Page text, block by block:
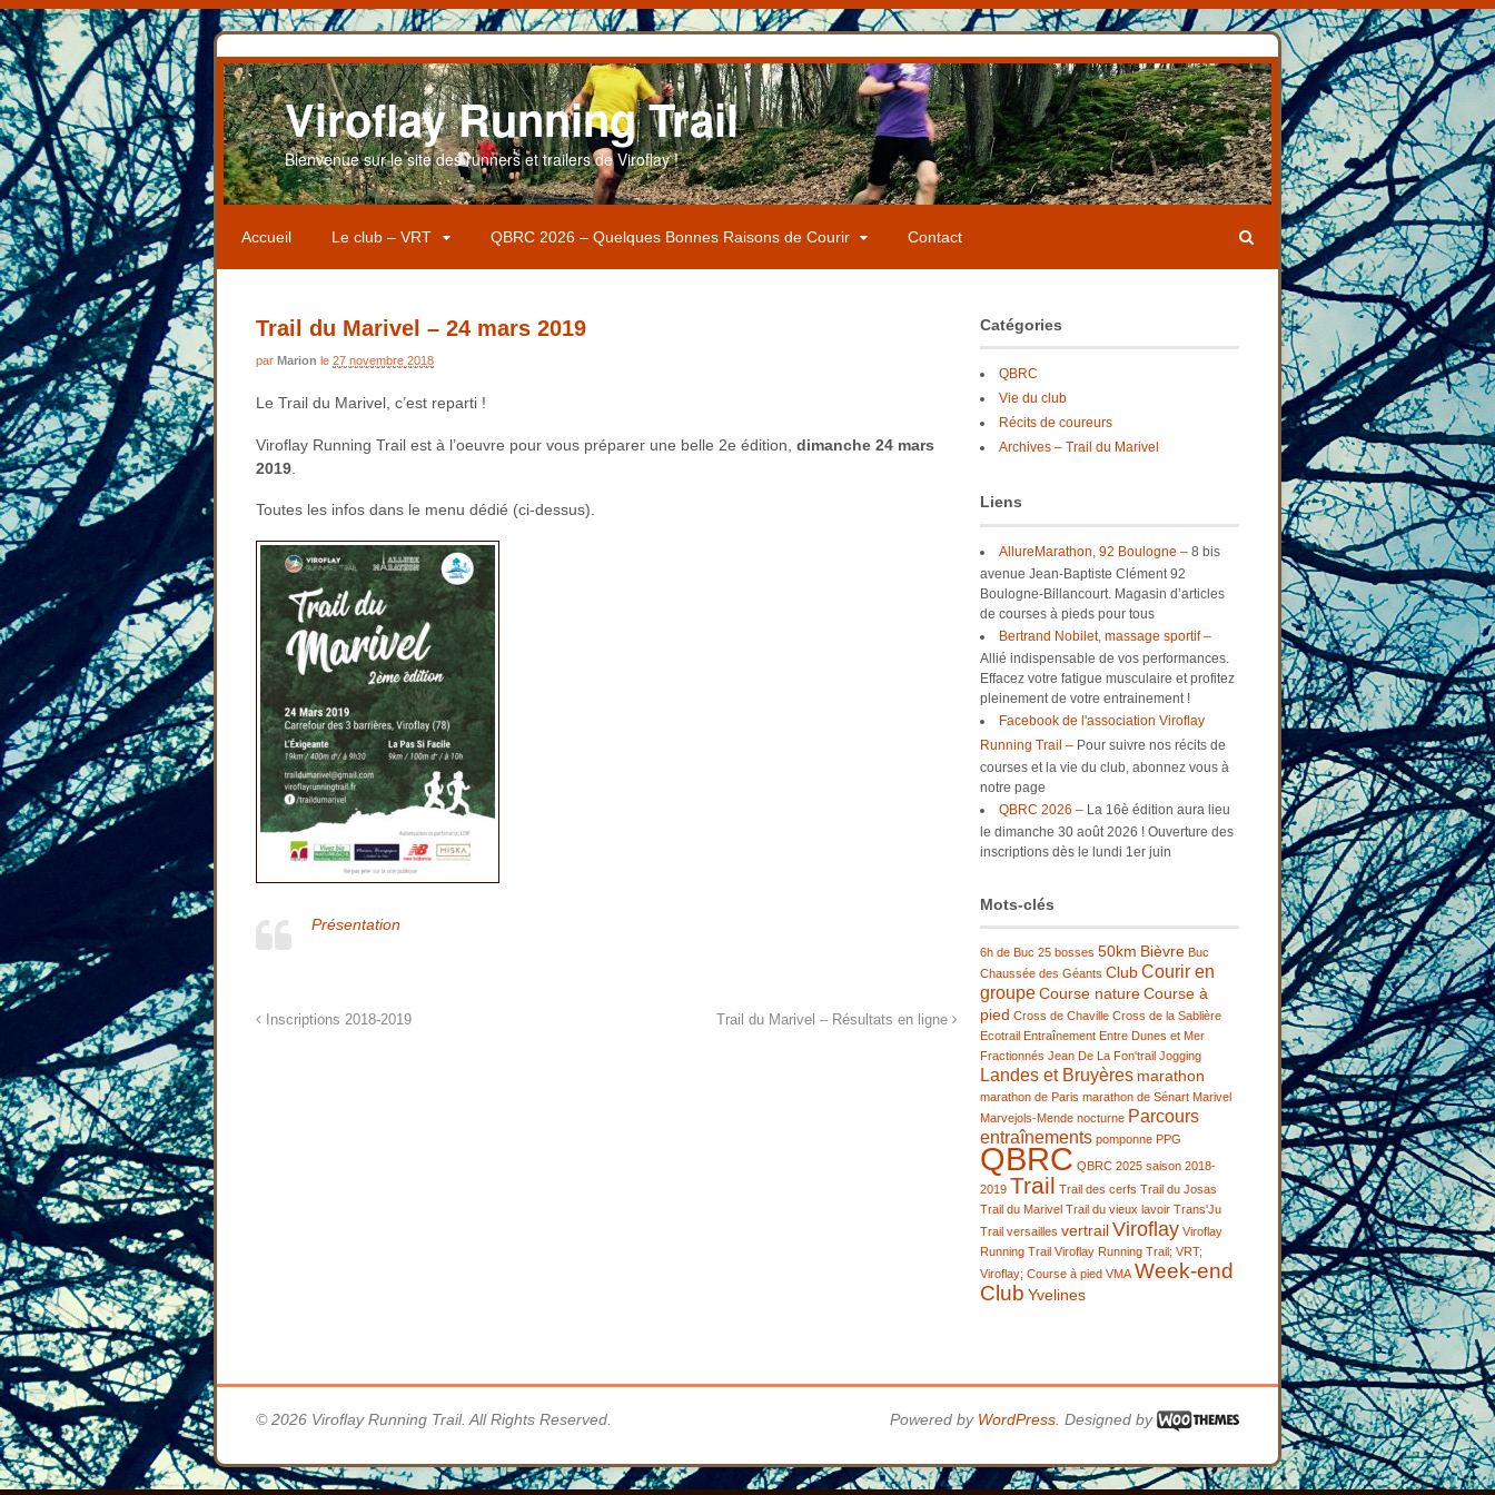
Viroflay Running Trail
Bienvenue sur le site des runners et trailers de Viroflay !
Accueil Le club – VRT QBRC 2026 – Quelques Bonnes Raisons de Courir Contact
Trail du Marivel – 24 mars 2019
par Marion le 27 novembre 2018
Le Trail du Marivel, c’est reparti !
Viroflay Running Trail est à l’oeuvre pour vous préparer une belle 2e édition, dimanche 24 mars
2019
Toutes les infos dans le menu dédié (ci-dessus).
Présentation
Inscriptions 2018-2019 Trail du Marivel – Résultats en ligne
Catégories
QBRC
Vie du club
Récits de coureurs
Archives – Trail du Marivel
Liens
AllureMarathon, 92 Boulogne –8 bis
avenue Jean-Baptiste Clément 92
Boulogne-Billancourt. Magasin d’articles
de courses à pieds pour tous
Bertrand Nobilet, massage sportif –
Allié indispensable de vos performances.
Effacez votre fatigue musculaire et profitez
pleinement de votre entrainement !
Facebook de l'association Viroflay
Running Trail –Pour suivre nos récits de
courses et la vie du club, abonnez vous à
notre page
QBRC 2026 –La 16è édition aura lieu
le dimanche 30 août 2026 ! Ouverture des
inscriptions dès le lundi 1er juin
Mots-clés
6h de Buc 25 bosses 50km Bièvre Buc
Chaussée des Géants Club Courir en
groupe Course nature Course à
pied Cross de Chaville Cross de la Sablière
Ecotrail Entraînement Entre Dunes et Mer
Fractionnés Jean De La Fon'trail Jogging
Landes et Bruyères marathon
marathon de Paris marathon de Sénart Marivel
Marvejols-Mende nocturne Parcours
entraînements pomponne PPG
QBRC QBRC 2025 saison 2018-
2019 Trail Trail des cerfs Trail du Josas
Trail du Marivel Trail du vieux lavoir Trans'Ju
Trail versailles vertrail Viroflay Viroflay
Running Trail Viroflay Running Trail; VRT;
Viroflay; Course à pied VMA Week-end
Club Yvelines
© 2026 Viroflay Running Trail. All Rights Reserved. Powered by WordPress . Designed by